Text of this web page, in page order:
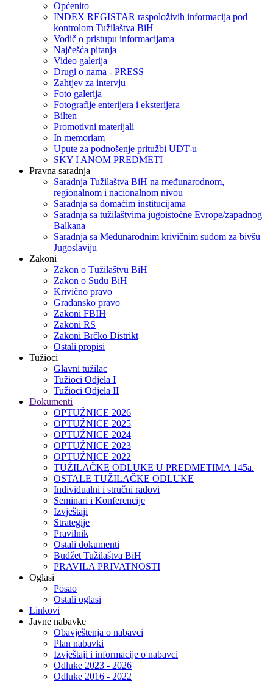
Općenito
INDEX REGISTAR raspoloživih informacija pod
kontrolom Tužilaštva BiH
Vodič o pristupu informacijama
Najčešća pitanja
Video galerija
Drugi o nama - PRESS
Zahtjev za intervju
Foto galerija
Fotografije enterijera i eksterijera
Bilten
Promotivni materijali
In memoriam
Upute za podnošenje pritužbi UDT-u
SKY I ANOM PREDMETI
Pravna saradnja
Saradnja Tužilaštva BiH na međunarodnom,
regionalnom i nacionalnom nivou
Saradnja sa domaćim institucijama
Saradnja sa tužilaštvima jugoistočne Evrope/zapadnog
Balkana
Saradnja sa Međunarodnim krivičnim sudom za bivšu
Jugoslaviju
Zakoni
Zakon o Тužilaštvu BiH
Zakon o Sudu BiH
Krivično pravo
Građansko pravo
Zakoni FBIH
Zakoni RS
Zakoni Brčko Distrikt
Ostali propisi
Tužioci
Glavni tužilac
Tužioci Odjela I
Tužioci Odjela II
Dokumenti
OPTUŽNICE 2026
OPTUŽNICE 2025
OPTUŽNICE 2024
OPTUŽNICE 2023
OPTUŽNICE 2022
TUŽILAČKE ODLUKE U PREDMETIMA 145a.
OSTALE TUŽILAČKE ODLUKE
Individualni i stručni radovi
Seminari i Konferencije
Izvještaji
Strategije
Pravilnik
Ostali dokumenti
Budžet Tužilaštva BiH
PRAVILA PRIVATNOSTI
Oglasi
Posao
Ostali oglasi
Linkovi
Javne nabavke
Obavještenja o nabavci
Plan nabavki
Izvještaji i informacije o nabavci
Odluke 2023 - 2026
Odluke 2016 - 2022